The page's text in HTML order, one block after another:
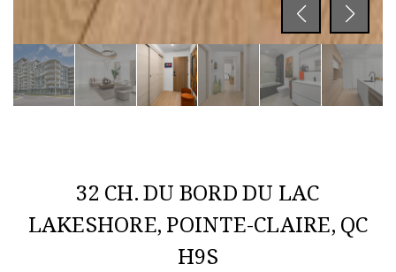
32 CH. DU BORD DU LAC
LAKESHORE, POINTE-CLAIRE, QC
H9S